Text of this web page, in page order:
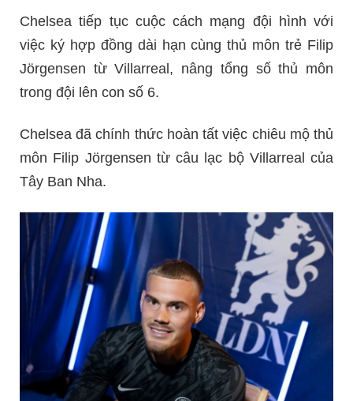
Chelsea tiếp tục cuộc cách mạng đội hình với
việc ký hợp đồng dài hạn cùng thủ môn trẻ Filip
Jörgensen từ Villarreal, nâng tổng số thủ môn
trong đội lên con số 6.
Chelsea đã chính thức hoàn tất việc chiêu mộ thủ
môn Filip Jörgensen từ câu lạc bộ Villarreal của
Tây Ban Nha.